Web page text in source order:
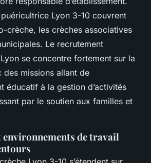
Lyon 3-10 couvrent
crèche, les crèches associatives
Le recrutement
se concentre fortement sur la
des missions allant de
éducatif à la gestion d’activités
par le soutien aux familles et
de travail